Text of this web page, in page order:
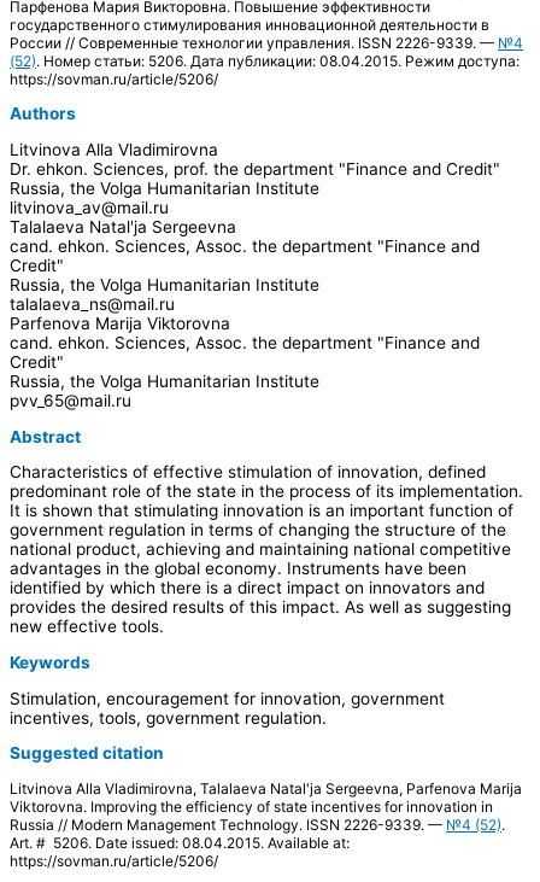
Парфенова Мария Викторовна. Повышение эффективности
государственного стимулирования инновационной деятельности в
России // Современные технологии управления. ISSN 2226-9339. — №4
(52). Номер статьи: 5206. Дата публикации: 08.04.2015. Режим доступа:
https://sovman.ru/article/5206/
Authors
Litvinova Alla Vladimirovna
Dr. ehkon. Sciences, prof. the department "Finance and Credit"
Russia, the Volga Humanitarian Institute
litvinova_av@mail.ru
Talalaeva Natal'ja Sergeevna
cand. ehkon. Sciences, Assoc. the department "Finance and
Credit"
Russia, the Volga Humanitarian Institute
talalaeva_ns@mail.ru
Parfenova Marija Viktorovna
cand. ehkon. Sciences, Assoc. the department "Finance and
Credit"
Russia, the Volga Humanitarian Institute
pvv_65@mail.ru
Abstract
Characteristics of effective stimulation of innovation, defined
predominant role of the state in the process of its implementation.
It is shown that stimulating innovation is an important function of
government regulation in terms of changing the structure of the
national product, achieving and maintaining national competitive
advantages in the global economy. Instruments have been
identified by which there is a direct impact on innovators and
provides the desired results of this impact. As well as suggesting
new effective tools.
Keywords
Stimulation, encouragement for innovation, government
incentives, tools, government regulation.
Suggested citation
Litvinova Alla Vladimirovna, Talalaeva Natal'ja Sergeevna, Parfenova Marija
Viktorovna. Improving the efficiency of state incentives for innovation in
Russia // Modern Management Technology. ISSN 2226-9339. — №4 (52).
Art. # 5206. Date issued: 08.04.2015. Available at:
https://sovman.ru/article/5206/